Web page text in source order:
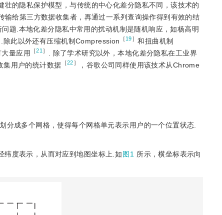
的隐私保护模型，与传统的中心化差分隐私不同，该技术的
给第三方数据收集者，再通过一系列查询操作得到有效的结
题.本地化差分隐私中常用的扰动机制是随机响应，如杨高明
.除此以外还有压缩机制Compression ［19］和扭曲机制
量应用 ［21 ］
. 除了学术研究以外，本地化差分隐私在工业界
集用户的统计数据 ［22］
，谷歌公司同样使用该技术从Chrome
成多个网格，使得每个网格单元表示用户的一个位置状态.
纬度表示，从而对应到地图坐标上.如图1 所示，横坐标表示向